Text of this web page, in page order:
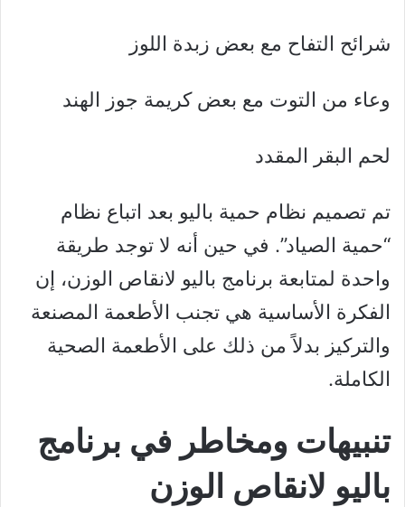
شرائح التفاح مع بعض زبدة اللوز
وعاء من التوت مع بعض كريمة جوز الهند
لحم البقر المقدد
تم تصميم نظام حمية باليو بعد اتباع نظام
“حمية الصياد”. في حين أنه لا توجد طريقة
واحدة لمتابعة برنامج باليو لانقاص الوزن، إن
الفكرة الأساسية هي تجنب الأطعمة المصنعة
والتركيز بدلاً من ذلك على الأطعمة الصحية
الكاملة.
تنبيهات ومخاطر في برنامج
باليو لانقاص الوزن